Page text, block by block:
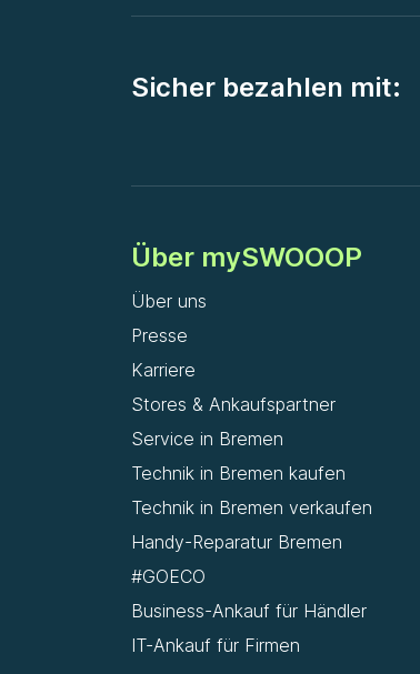
Sicher bezahlen mit:
Über mySWOOOP
Über uns
Presse
Karriere
Stores & Ankaufspartner
Service in Bremen
Technik in Bremen kaufen
Technik in Bremen verkaufen
Handy-Reparatur Bremen
#GOECO
Business-Ankauf für Händler
IT-Ankauf für Firmen